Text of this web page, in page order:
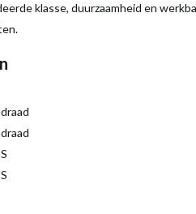
klasse, duurzaamheid en